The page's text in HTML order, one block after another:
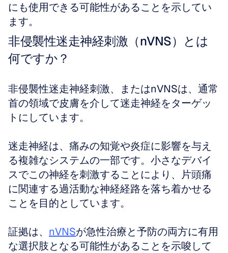
にも使用できる可能性があることを示してい
ます。
非侵襲性迷走神経刺激（nVNS）とは
何ですか？
非侵襲性迷走神経刺激、またはnVNSは、通常
首の領域で皮膚を介して迷走神経をターゲッ
トにしています。
迷走神経は、痛みの知覚や炎症に影響を与え
る複雑なシステムの一部です。小さなデバイ
スでこの神経を刺激することにより、片頭痛
に関連する過活動な神経経路を落ち着かせる
ことを目的としています。
証拠は、 nVNSが急性治療と予防の両方に有用
な選択肢となる可能性があることを示唆して